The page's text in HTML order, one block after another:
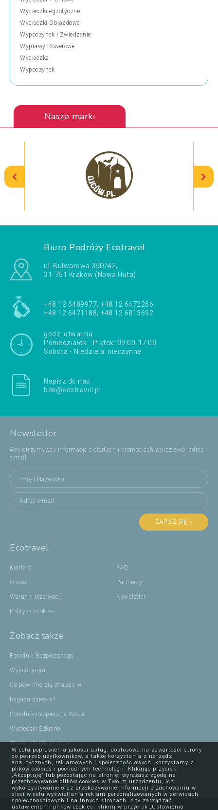
Wycieczki egzotyczne
Wycieczki Objazdowe
Wypoczynek i Zwiedzanie
Wyprawy Rowerowe
Wycieczka
Wypoczynek
Nasze marki
Biuro Podróży Ecotravel
ul. Bulwarowa 35D/42,
31-751 Kraków (Nowa Huta)
+48 12 6489977, +48 12 6472266
+48 12 6471188, +48 12 6813692
godz. otwarcia:
Poniedziałek - Piątek: 09:00-17:00
Sobota - Niedziela: nieczynne
Napisz do nas:
bok@ecotravel.pl
Newsletter
Aby otrzymywać informacje o ofertach i promocjach wpisz swój adres
e-mail:
ZAPISZ SIĘ >
Ecotravel
Kontakt
O nas
Warunki rezerwacji
Polityka cookies
FAQ
Partnerzy
Newsletter
Zobacz także
Poradnik Bezpiecznego
Wypoczynku
Co powinno się znaleźć w
bagażu dziecka?
Poradnik Bezpieczna Woda
Wycieczki Szkolne
Wycieczki Objazdowe
Ojcowski Park Narodowy
Wczasy
W celu poprawienia jakości usług, dostosowania zawartości strony
do potrzeb użytkowników, a także korzystania z narzędzi
analitycznych, reklamowych i społecznościowych, korzystamy z
plików cookies i pochodnych technologii. Klikając przycisk
„Akceptuję” lub pozostając na stronie, wyrażasz zgodę na
przechowywanie plików cookies w Twoim urządzeniu, ich
wykorzystywanie oraz przekazywanie informacji o zachowaniu w
sieci w celu wyświetlania reklam personalizowanych w serwisach
społecznościowych i na innych stronach. Aby zarządzać
ustawieniami plików cookies, kliknij w przycisk „Ustawienia